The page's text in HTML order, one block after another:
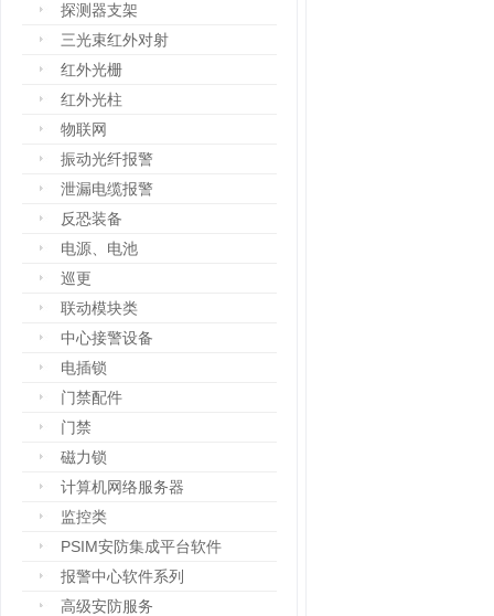
探测器支架
三光束红外对射
红外光栅
红外光柱
物联网
振动光纤报警
泄漏电缆报警
反恐装备
电源、电池
巡更
联动模块类
中心接警设备
电插锁
门禁配件
门禁
磁力锁
计算机网络服务器
监控类
PSIM安防集成平台软件
报警中心软件系列
高级安防服务